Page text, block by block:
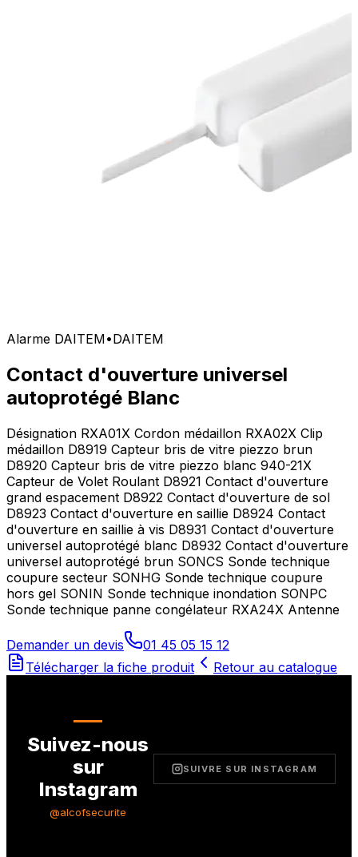
Alarme DAITEM•DAITEM
Contact d'ouverture universel
autoprotégé Blanc
Désignation RXA01X Cordon médaillon RXA02X Clip
médaillon D8919 Capteur bris de vitre piezzo brun
D8920 Capteur bris de vitre piezzo blanc 940-21X
Capteur de Volet Roulant D8921 Contact d'ouverture
grand espacement D8922 Contact d'ouverture de sol
D8923 Contact d'ouverture en saillie D8924 Contact
d'ouverture en saillie à vis D8931 Contact d'ouverture
universel autoprotégé blanc D8932 Contact d'ouverture
universel autoprotégé brun SONCS Sonde technique
coupure secteur SONHG Sonde technique coupure
hors gel SONIN Sonde technique inondation SONPC
Sonde technique panne congélateur RXA24X Antenne
Demander un devis
01 45 05 15 12
Télécharger la fiche produit
Retour au catalogue
Suivez-nous
sur
Instagram
@alcofsecurite
SUIVRE SUR INSTAGRAM